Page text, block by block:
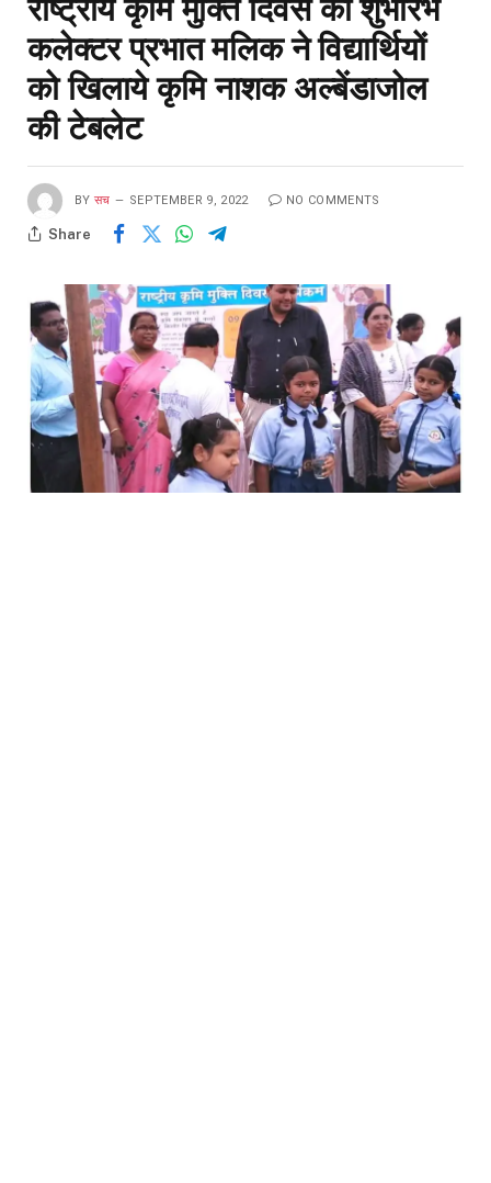
राष्ट्रीय कृमि मुक्ति दिवस का शुभारंभ
कलेक्टर प्रभात मलिक ने विद्यार्थियों
को खिलाये कृमि नाशक अल्बेंडाजोल
की टेबलेट
BY सच SEPTEMBER 9, 2022 NO COMMENTS
Share